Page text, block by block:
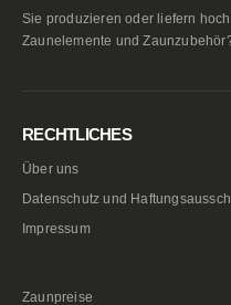
Sie produzieren oder liefern
Zaunelemente und
RECHTLICHES
Über uns
Datenschutz und
Impressum
Zaunpreise